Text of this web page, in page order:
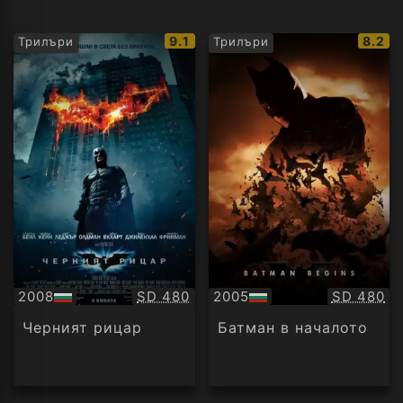
Трилъри
IMDb
рейтинг:
9.1
2008
БГ
аудио
Качество:
SD 480
Черният рицар
Трилъри
IMDb
8.2
2005
БГ
аудио
SD 480
Батман в началото